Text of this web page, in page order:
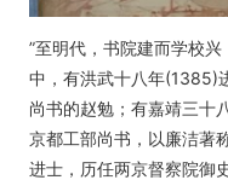
”至明代，书院建而学校
中，有洪武十八年(1385)
尚书的赵勉；有嘉靖三十
京都工部尚书，以廉洁著
进士，历任两京督察院御